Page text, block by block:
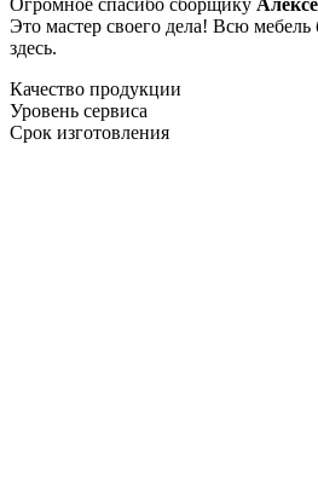
Это мастер своего дела! Всю мебель
здесь.
Качество продукции
Уровень сервиса
Срок изготовления